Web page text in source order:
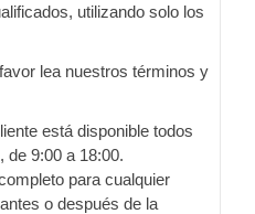
utilizando solo los
lea nuestros términos y
está disponible todos
de 9:00 a 18:00.
para cualquier
o después de la